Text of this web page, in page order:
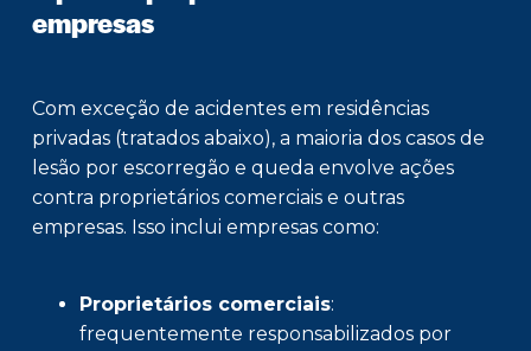
empresas
Com exceção de acidentes em residências
privadas (tratados abaixo), a maioria dos casos de
lesão por escorregão e queda envolve ações
contra proprietários comerciais e outras
empresas. Isso inclui empresas como:
Proprietários comerciais:
frequentemente responsabilizados por